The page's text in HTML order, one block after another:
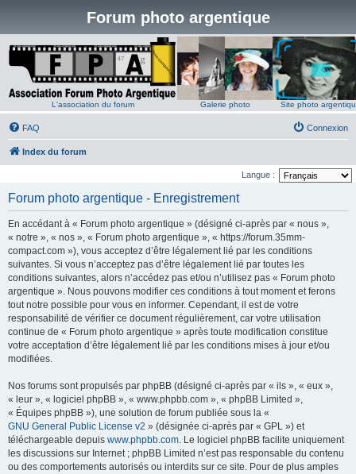
Forum photo argentique
L'association du forum Galerie photo Site photo
FAQ Connexion
Index du forum
Langue :
Forum photo argentique - Enregistrement
En accédant à « Forum photo argentique » (désigné ci-après par « nous »,
« notre », « nos », « Forum photo argentique », « https://forum.35mm-
compact.com »), vous acceptez d’être légalement lié par les conditions
suivantes. Si vous n’acceptez pas d’être légalement lié par toutes les
conditions suivantes, alors n’accédez pas et/ou n’utilisez pas « Forum photo
argentique ». Nous pouvons modifier ces conditions à tout moment et ferons
tout notre possible pour vous en informer. Cependant, il est de votre
responsabilité de vérifier ce document régulièrement, car votre utilisation
continue de « Forum photo argentique » après toute modification constitue
votre acceptation d’être légalement lié par les conditions mises à jour et/ou
modifiées.
Nos forums sont propulsés par phpBB (désigné ci-après par « ils », « eux »,
« leur », « logiciel phpBB », « www.phpbb.com », « phpBB Limited »,
« Équipes phpBB »), une solution de forum publiée sous la «
GNU General Public License v2 » (désignée ci-après par « GPL ») et
téléchargeable depuis www.phpbb.com. Le logiciel phpBB facilite uniquement
les discussions sur Internet ; phpBB Limited n’est pas responsable du contenu
ou des comportements autorisés ou interdits sur ce site. Pour de plus amples